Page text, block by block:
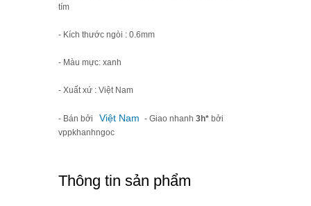
tím
- Kích thước ngòi : 0.6mm
- Màu mực: xanh
- Xuất xứ : Việt Nam
- Bán bởi Việt Nam - Giao nhanh 3h* bởi
vppkhanhngoc
Thông tin sản phẩm